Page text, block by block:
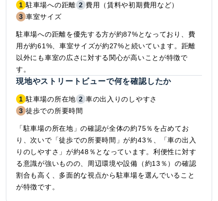
1 駐車場への距離 2 費用（賃料や初期費用など）
3 車室サイズ
駐車場への距離を優先する方が約87%となっており、費
用が約61%、車室サイズが約27%と続いています。距離
以外にも車室の広さに対する関心が高いことが特徴で
す。
現地やストリートビューで何を確認したか
1 駐車場の所在地 2 車の出入りのしやすさ
3 徒歩での所要時間
「駐車場の所在地」の確認が全体の約75％を占めてお
り、次いで「徒歩での所要時間」が約43％、「車の出入
りのしやすさ」が約48％となっています。利便性に対す
る意識が強いものの、周辺環境や設備（約13％）の確認
割合も高く、多面的な視点から駐車場を選んでいること
が特徴です。